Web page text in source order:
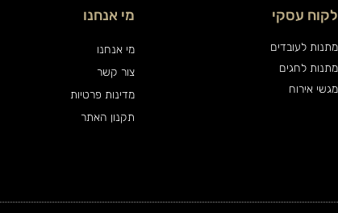
לקוח עסקי
מתנות לעובדים
מתנות לחגים
מגשי אירוח
מי אנחנו
מי אנחנו
צור קשר
מדינות פרטיות
תקנון האתר